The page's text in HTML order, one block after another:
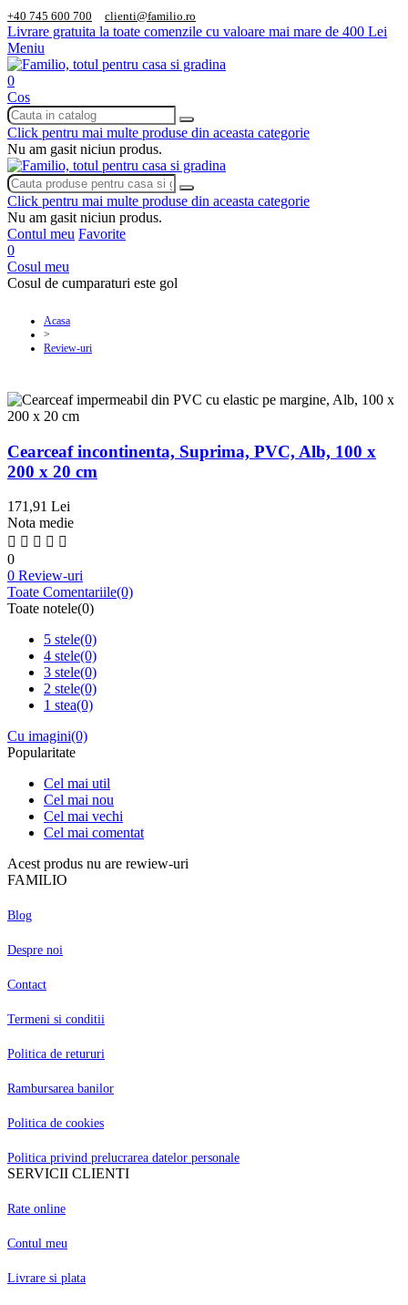
+40 745 600 700 clienti@familio.ro
Livrare gratuita la toate comenzile cu valoare mai mare de 400 Lei
Meniu
0
Cos
Click pentru mai multe produse din aceasta categorie
Nu am gasit niciun produs.
Click pentru mai multe produse din aceasta categorie
Nu am gasit niciun produs.
Contul meu Favorite
0
Cosul meu
Cosul de cumparaturi este gol
Acasa
>
Review-uri
Cearceaf incontinenta, Suprima, PVC, Alb, 100 x
200 x 20 cm
171,91 Lei
Nota medie
0
0 Review-uri
Toate Comentariile(0)
Toate notele(0)
5 stele(0)
4 stele(0)
3 stele(0)
2 stele(0)
1 stea(0)
Cu imagini(0)
Popularitate
Cel mai util
Cel mai nou
Cel mai vechi
Cel mai comentat
Acest produs nu are rewiew-uri
FAMILIO
Blog
Despre noi
Contact
Termeni si conditii
Politica de retururi
Rambursarea banilor
Politica de cookies
Politica privind prelucrarea datelor personale
SERVICII CLIENTI
Rate online
Contul meu
Livrare si plata